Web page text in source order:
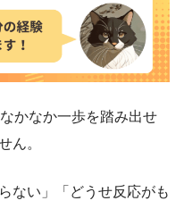
かなか一歩を踏み出せ
ん。
ない」「どうせ反応がも